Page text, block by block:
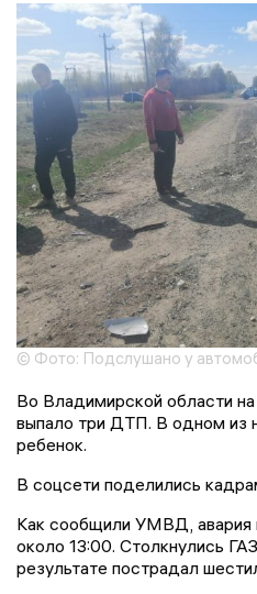
© Фото: Подслушано у
Во Владимирской области
выпало три ДТП. В одном из
ребенок.
В соцсети поделились
Как сообщили УМВД, авария
около 13:00. Столкнулись
результате пострадал